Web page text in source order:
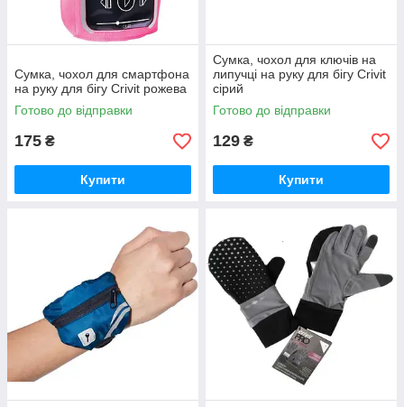
Сумка, чохол для смартфона
на руку для бігу Crivit рожева
Готово до відправки
175 ₴
Купити
Сумка, чохол для ключів на
липучці на руку для бігу Crivit
сірий
Готово до відправки
129 ₴
Купити